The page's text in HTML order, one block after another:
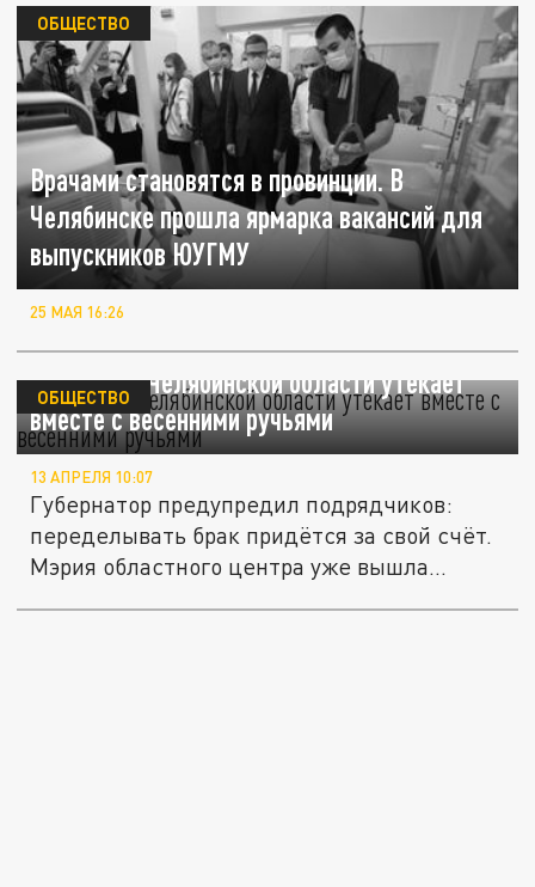
Врачами становятся в провинции. В
Челябинске прошла ярмарка вакансий для
выпускников ЮУГМУ
ОБЩЕСТВО
25 МАЯ 16:26
Асфальт в Челябинской области утекает
вместе с весенними ручьями
ОБЩЕСТВО
13 АПРЕЛЯ 10:07
Губернатор предупредил подрядчиков:
переделывать брак придётся за свой счёт.
Мэрия областного центра уже вышла...